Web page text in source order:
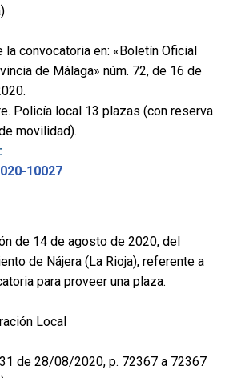
la convocatoria en: «Boletín Oficial
de Málaga» núm. 72, de 16 de
Policía local 13 plazas (con reserva
movilidad).
10027
de 14 de agosto de 2020, del
de Nájera (La Rioja), referente a
para proveer una plaza.
Local
de 28/08/2020, p. 72367 a 72367